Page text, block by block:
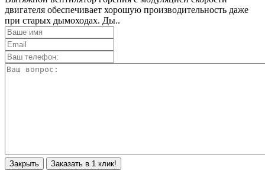
двигателя обеспечивает хорошую производительность даже
при старых дымоходах. Ды..
Закрыть Заказать в 1 клик!